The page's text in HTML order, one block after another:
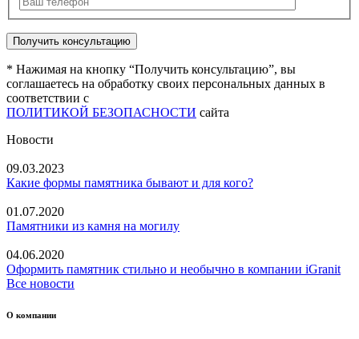
* Нажимая на кнопку “Получить консультацию”, вы
соглашаетесь на обработку своих персональных данных в
соответствии с
ПОЛИТИКОЙ БЕЗОПАСНОСТИ сайта
Новости
09.03.2023
Какие формы памятника бывают и для кого?
01.07.2020
Памятники из камня на могилу
04.06.2020
Оформить памятник стильно и необычно в компании iGranit
Все новости
О компании